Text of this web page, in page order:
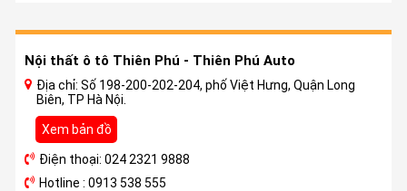
Nội thất ô tô Thiên Phú - Thiên Phú Auto
Địa chỉ: Số 198-200-202-204, phố Việt Hưng, Quận Long
Biên, TP Hà Nội.
Xem bản đồ
Điện thoại: 024 2321 9888
Hotline : 0913 538 555